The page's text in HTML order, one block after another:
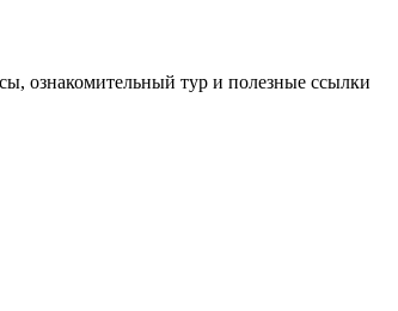
ознакомительный тур и полезные ссылки